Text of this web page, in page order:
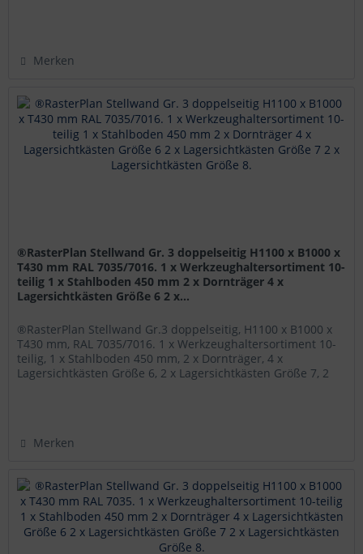
Merken
®RasterPlan Stellwand Gr. 3 doppelseitig H1100 x B1000 x
T430 mm RAL 7035/7016. 1 x Werkzeughaltersortiment 10-
teilig 1 x Stahlboden 450 mm 2 x Dornträger 4 x
Lagersichtkästen Größe 6 2 x...
®RasterPlan Stellwand Gr.3 doppelseitig, H1100 x B1000 x
T430 mm, RAL 7035/7016. 1 x Werkzeughaltersortiment 10-
teilig, 1 x Stahlboden 450 mm, 2 x Dornträger, 4 x
Lagersichtkästen Größe 6, 2 x Lagersichtkästen Größe 7, 2
Merken